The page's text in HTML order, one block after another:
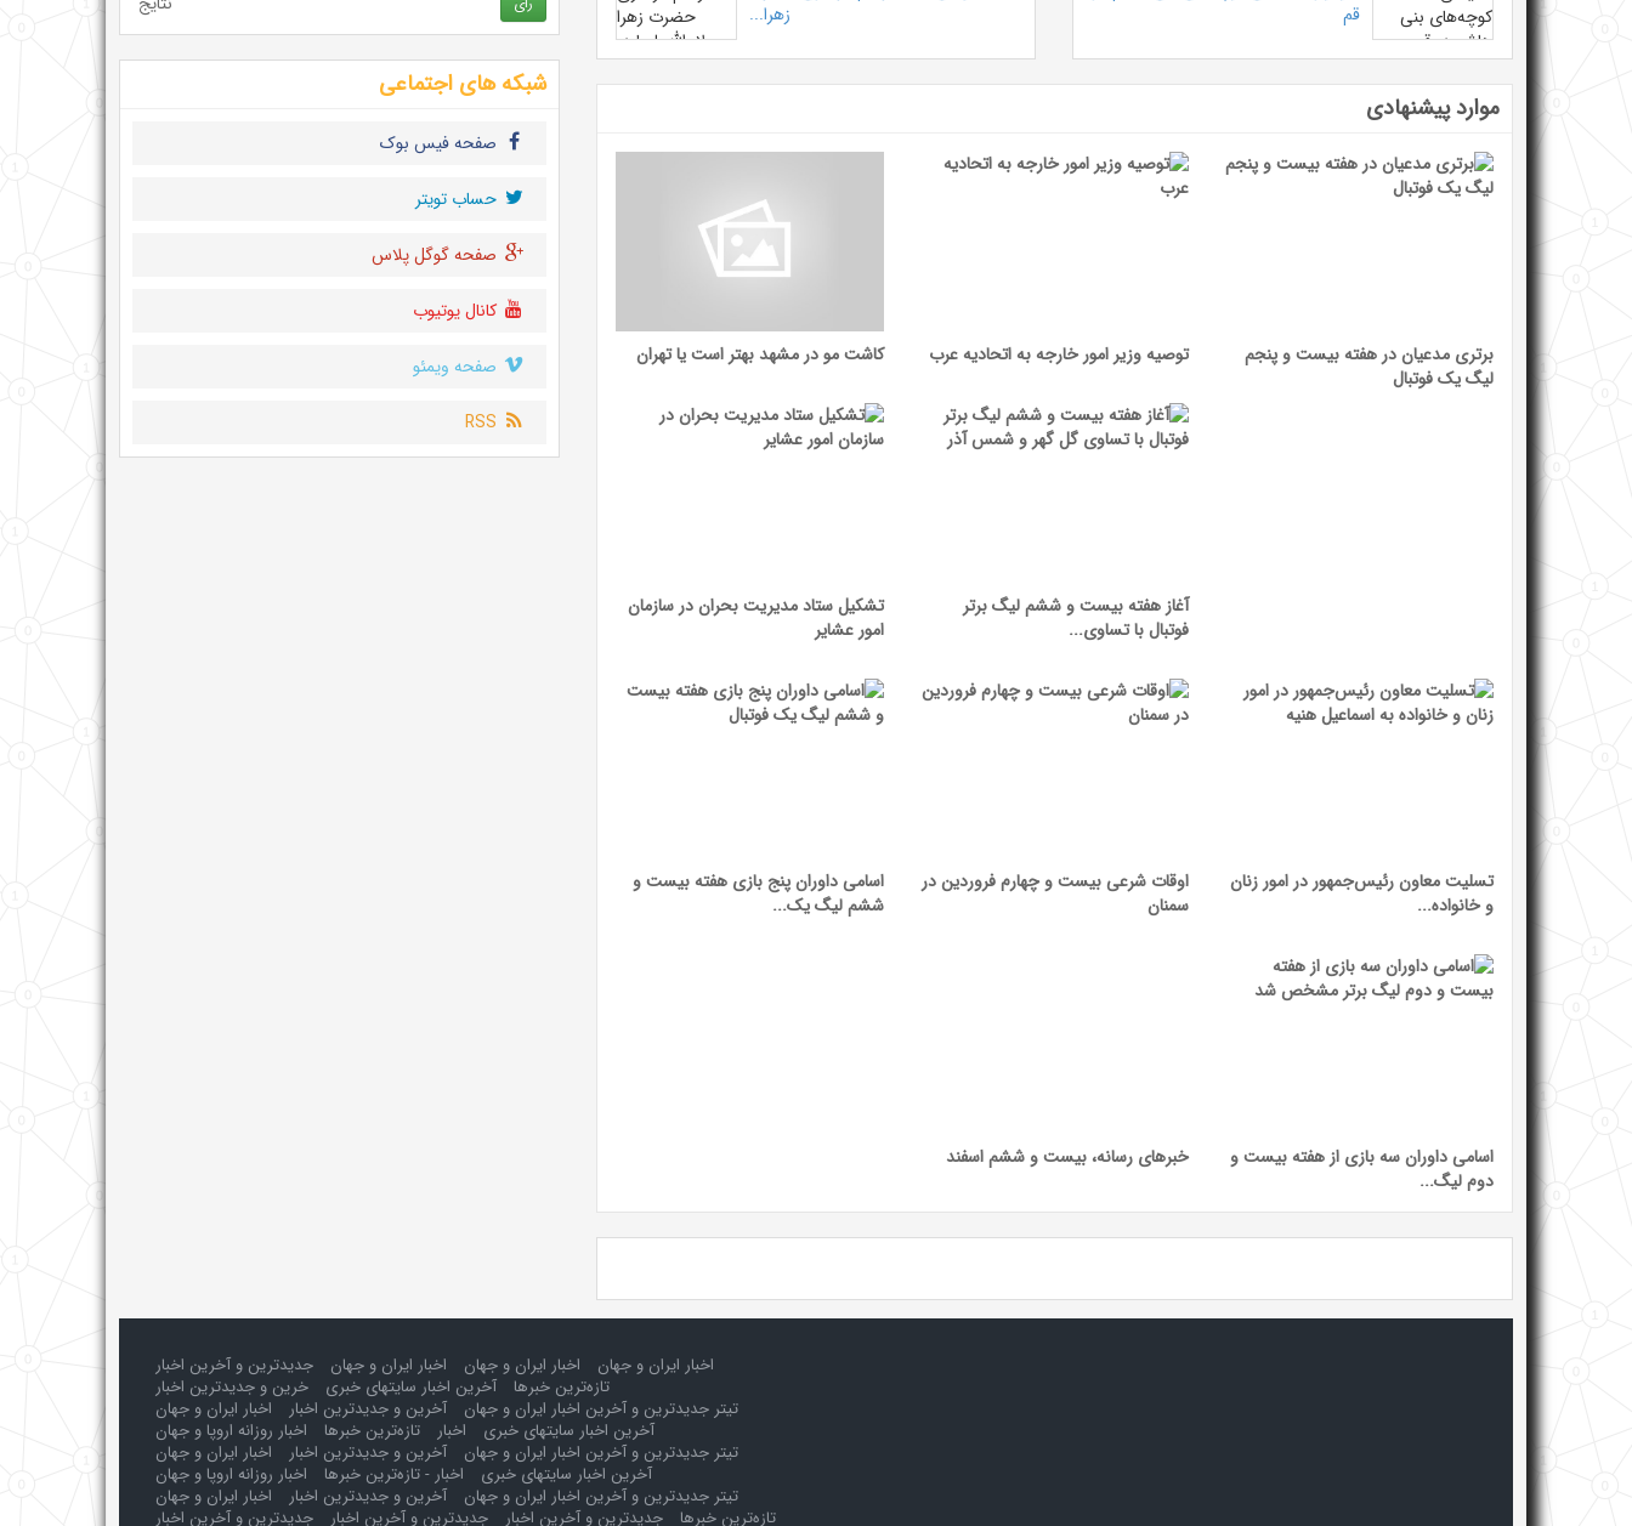
قم
زهرا...
موارد پیشنهادی
برتری مدعیان در هفته بیست و پنجم
لیگ یک فوتبال
توصیه وزیر امور خارجه به اتحادیه عرب کاشت مو در مشهد بهتر است یا تهران
آغاز هفته بیست و ششم لیگ برتر
فوتبال با تساوی...
تشکیل ستاد مدیریت بحران در سازمان
امور عشایر
تسلیت معاون رئیس‌جمهور در امور زنان
و خانواده...
اوقات شرعی بیست و چهارم فروردین در
سمنان
اسامی داوران پنج بازی هفته بیست و
ششم لیگ یک...
اسامی داوران سه بازی از هفته بیست و
دوم لیگ...
خبرهای رسانه، بیست و ششم اسفند
شبکه های اجتماعی
صفحه فیس بوک
حساب تويتر
صفحه گوگل پلاس
کانال یوتیوب
صفحه ویمئو
اخبار ایران و جهان اخبار ایران و جهان اخبار ایران و جهان
جدیدترین و آخرین اخبار
تازه‌ترین خبرها
آخرین اخبار سایتهای خبری
خرین و جدیدترین اخبار
تیتر جدیدترین و آخرین اخبار ایران و جهان
آخرین و جدیدترین اخبار
اخبار ایران و جهان
آخرین اخبار سایتهای خبری
اخبار تازه‌ترین خبرها
اخبار روزانه اروپا و جهان
تیتر جدیدترین و آخرین اخبار ایران و جهان
آخرین و جدیدترین اخبار
اخبار ایران و جهان
آخرین اخبار سایتهای خبری
اخبار - تازه‌ترین خبرها
اخبار روزانه اروپا و جهان
تیتر جدیدترین و آخرین اخبار ایران و جهان
آخرین و جدیدترین اخبار
اخبار ایران و جهان
تازه‌ترین خبرها
جدیدترین و آخرین اخبار جدیدترین و آخرین اخبار جدیدترین و آخرین اخبار